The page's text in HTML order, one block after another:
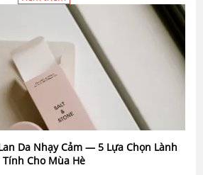
Da Nhạy Cảm — 5 Lựa Chọn Lành
Tính Cho Mùa Hè